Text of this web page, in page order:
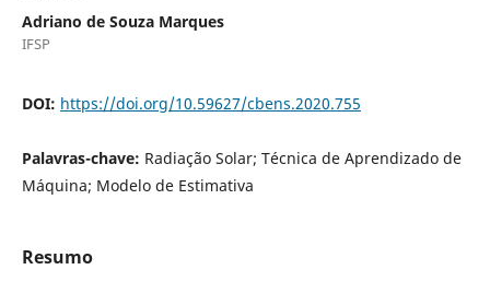
Adriano de Souza Marques
IFSP
DOI: https://doi.org/10.59627/cbens.2020.755
Palavras-chave: Radiação Solar; Técnica de Aprendizado de
Máquina; Modelo de Estimativa
Resumo